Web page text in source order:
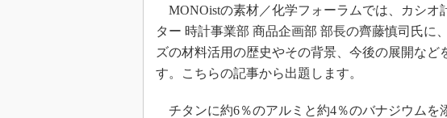
MONOistの素材／化学フォーラムでは、カシオ
ター 時計事業部 商品企画部 部長の齊藤慎司氏に
ズの材料活用の歴史やその背景、今後の展開など
す。こちらの記事から出題します。
チタンに約6％のアルミと約4％のバナジウムを